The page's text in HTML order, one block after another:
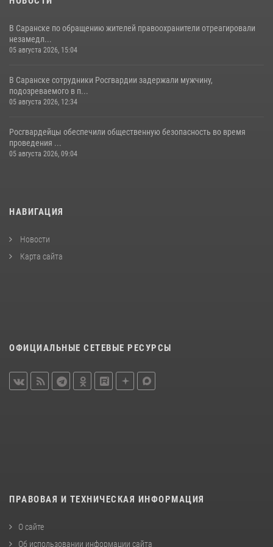
В Саранске по обращению жителей правоохранители отреагировали
незамедл...
05 августа 2026, 15:04
В Саранске сотрудники Росгвардии задержали мужчину,
подозреваемого в п...
05 августа 2026, 12:34
Росгвардейцы обеспечили общественную безопасность во время
проведения ...
05 августа 2026, 09:04
НАВИГАЦИЯ
Новости
Карта сайта
ОФИЦИАЛЬНЫЕ СЕТЕВЫЕ РЕСУРСЫ
ПРАВОВАЯ И ТЕХНИЧЕСКАЯ ИНФОРМАЦИЯ
О сайте
Об использовании информации сайта